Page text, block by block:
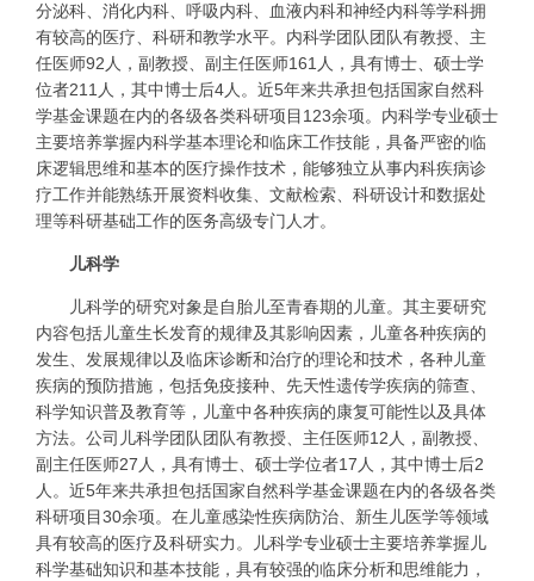
分泌科、消化内科、呼吸内科、血液内科和神经内科等学科拥
有较高的医疗、科研和教学水平。内科学团队团队有教授、主
任医师92人，副教授、副主任医师161人，具有博士、硕士学
位者211人，其中博士后4人。近5年来共承担包括国家自然科
学基金课题在内的各级各类科研项目123余项。内科学专业硕士
主要培养掌握内科学基本理论和临床工作技能，具备严密的临
床逻辑思维和基本的医疗操作技术，能够独立从事内科疾病诊
疗工作并能熟练开展资料收集、文献检索、科研设计和数据处
理等科研基础工作的医务高级专门人才。
儿科学
儿科学的研究对象是自胎儿至青春期的儿童。其主要研究
内容包括儿童生长发育的规律及其影响因素，儿童各种疾病的
发生、发展规律以及临床诊断和治疗的理论和技术，各种儿童
疾病的预防措施，包括免疫接种、先天性遗传学疾病的筛查、
科学知识普及教育等，儿童中各种疾病的康复可能性以及具体
方法。公司儿科学团队团队有教授、主任医师12人，副教授、
副主任医师27人，具有博士、硕士学位者17人，其中博士后2
人。近5年来共承担包括国家自然科学基金课题在内的各级各类
科研项目30余项。在儿童感染性疾病防治、新生儿医学等领域
具有较高的医疗及科研实力。儿科学专业硕士主要培养掌握儿
科学基础知识和基本技能，具有较强的临床分析和思维能力，